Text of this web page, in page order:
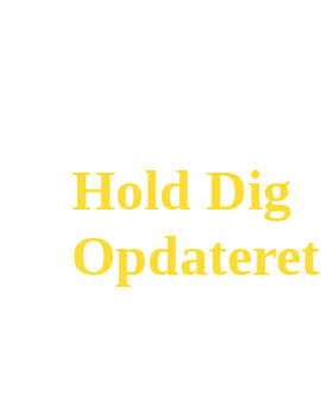
Hold Dig
Opdateret